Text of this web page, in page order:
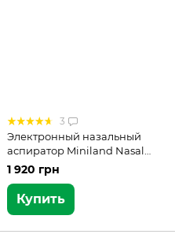
3
Электронный назальный
аспиратор Miniland Nasal
Care (89058)
1 920 грн
Купить